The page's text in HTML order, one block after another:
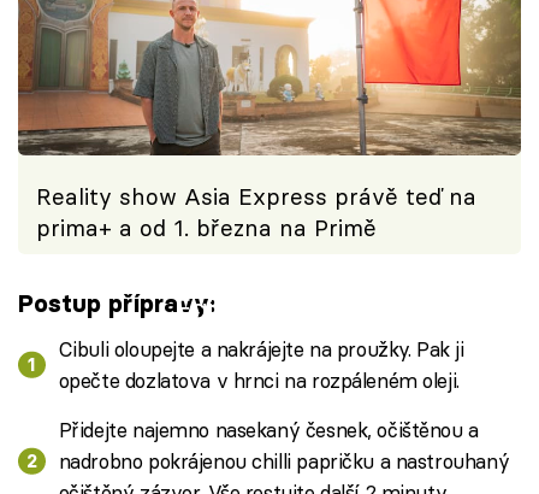
Reality show Asia Express právě teď na
prima+ a od 1. března na Primě
Failed to fetch
Postup přípravy:
Cibuli oloupejte a nakrájejte na proužky. Pak ji
opečte dozlatova v hrnci na rozpáleném oleji.
Přidejte najemno nasekaný česnek, očištěnou a
nadrobno pokrájenou chilli papričku a nastrouhaný